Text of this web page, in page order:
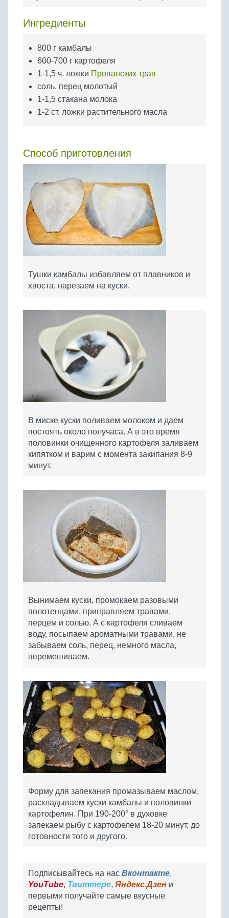
Яйца
Ингредиенты
800 г камбалы
600-700 г картофеля
1-1,5 ч. ложки Прованских трав
соль, перец молотый
1-1,5 стакана молока
1-2 ст. ложки растительного масла
Способ приготовления
Тушки камбалы избавляем от плавников и
хвоста, нарезаем на куски.
В миске куски поливаем молоком и даем
постоять около получаса. А в это время
половинки очищенного картофеля заливаем
кипятком и варим с момента закипания 8-9
минут.
Вынимаем куски, промокаем разовыми
полотенцами, приправляем травами,
перцем и солью. А с картофеля сливаем
воду, посыпаем ароматными травами, не
забываем соль, перец, немного масла,
перемешиваем.
Форму для запекания промазываем маслом,
раскладываем куски камбалы и половинки
картофелин. При 190-200° в духовке
запекаем рыбу с картофелем 18-20 минут, до
готовности того и другого.
Подписывайтесь на нас Вконтакте,
YouTube, Твиттере, Яндекс.Дзен и
первыми получайте самые вкусные
рецепты!